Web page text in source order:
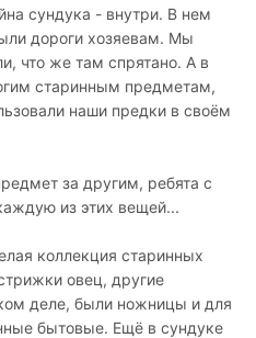
сундука - внутри. В нем
дороги хозяевам. Мы
что же там спрятано. А в
старинным предметам,
наши предки в своём
за другим, ребята с
из этих вещей...
коллекция старинных
овец, другие
деле, были ножницы и для
бытовые. Ещё в сундуке